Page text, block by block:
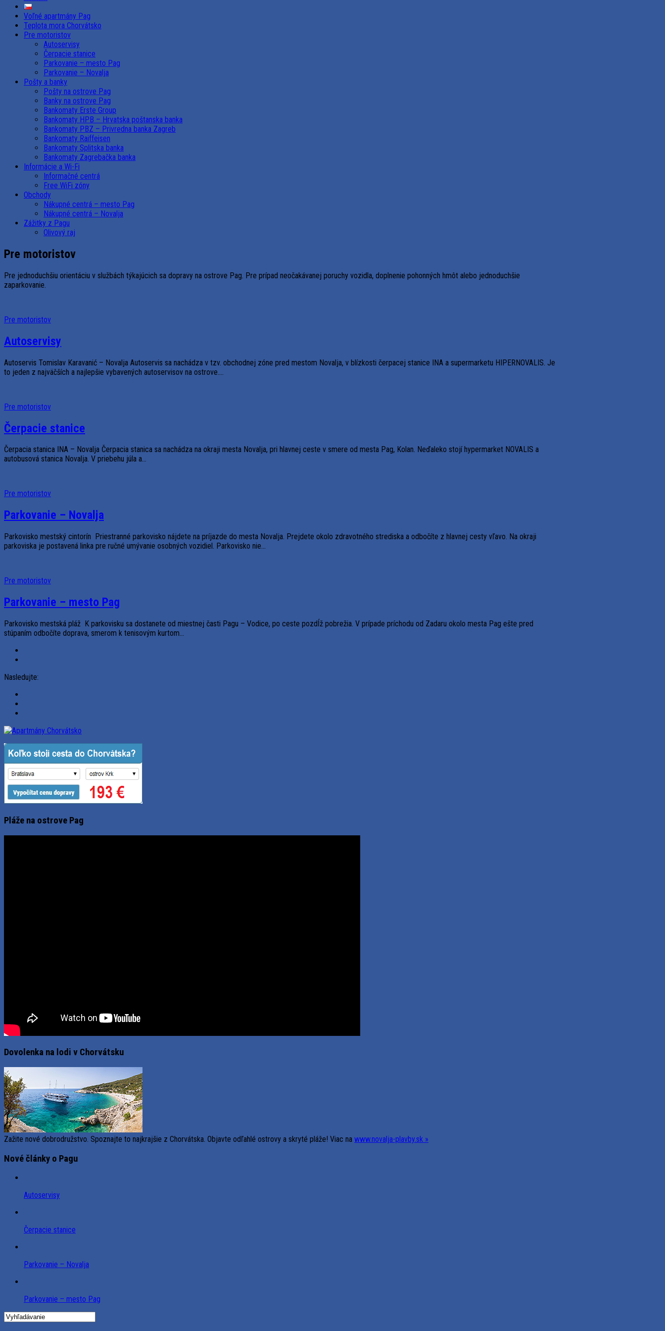
Voľné apartmány Pag
Teplota mora Chorvátsko
Pre motoristov
Autoservisy
Čerpacie stanice
Parkovanie – mesto Pag
Parkovanie – Novalja
Pošty a banky
Pošty na ostrove Pag
Banky na ostrove Pag
Bankomaty Erste Group
Bankomaty HPB – Hrvatska poštanska banka
Bankomaty PBZ – Privredna banka Zagreb
Bankomaty Raiffeisen
Bankomaty Splitska banka
Bankomaty Zagrebačka banka
Informácie a Wi-Fi
Informačné centrá
Free WiFi zóny
Obchody
Nákupné centrá – mesto Pag
Nákupné centrá – Novalja
Zážitky z Pagu
Olivový raj
Pre motoristov
Pre jednoduchšiu orientáciu v službách týkajúcich sa dopravy na ostrove Pag. Pre prípad neočakávanej poruchy vozidla, doplnenie pohonných hmôt alebo jednoduchšie
zaparkovanie.
Pre motoristov
Autoservisy
Autoservis Tomislav Karavanić – Novalja Autoservis sa nachádza v tzv. obchodnej zóne pred mestom Novalja, v blízkosti čerpacej stanice INA a supermarketu HIPERNOVALIS. Je
to jeden z najväčších a najlepšie vybavených autoservisov na ostrove....
Pre motoristov
Čerpacie stanice
Čerpacia stanica INA – Novalja Čerpacia stanica sa nachádza na okraji mesta Novalja, pri hlavnej ceste v smere od mesta Pag, Kolan. Neďaleko stojí hypermarket NOVALIS a
autobusová stanica Novalja. V priebehu júla a...
Pre motoristov
Parkovanie – Novalja
Parkovisko mestský cintorín Priestranné parkovisko nájdete na príjazde do mesta Novalja. Prejdete okolo zdravotného strediska a odbočíte z hlavnej cesty vľavo. Na okraji
parkoviska je postavená linka pre ručné umývanie osobných vozidiel. Parkovisko nie...
Pre motoristov
Parkovanie – mesto Pag
Parkovisko mestská pláž K parkovisku sa dostanete od miestnej časti Pagu – Vodice, po ceste pozdĺž pobrežia. V prípade príchodu od Zadaru okolo mesta Pag ešte pred
stúpaním odbočíte doprava, smerom k tenisovým kurtom...
Nasledujte:
Pláže na ostrove Pag
Dovolenka na lodi v Chorvátsku
Zažite nové dobrodružstvo. Spoznajte to najkrajšie z Chorvátska. Objavte odľahlé ostrovy a skryté pláže! Viac na www.novalja-plavby.sk »
Nové články o Pagu
Autoservisy
Čerpacie stanice
Parkovanie – Novalja
Parkovanie – mesto Pag